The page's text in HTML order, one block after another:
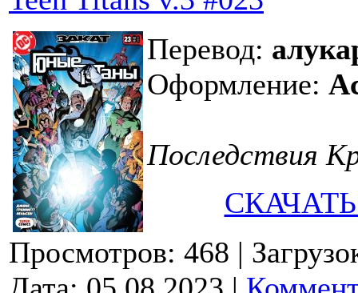
Перевод:
Оформление:
Последствия
Просмотров: 468 |